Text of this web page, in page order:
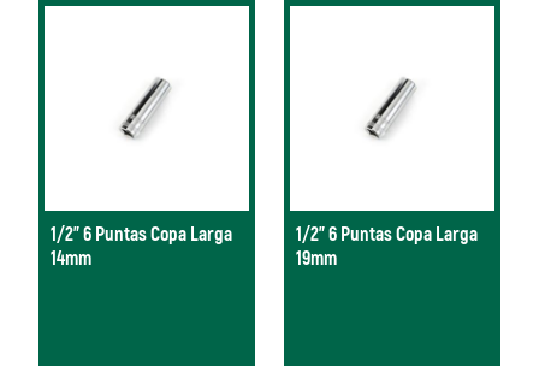
1/2" 6 Puntas Copa Larga
14mm
1/2" 6 Puntas Copa Larga
19mm